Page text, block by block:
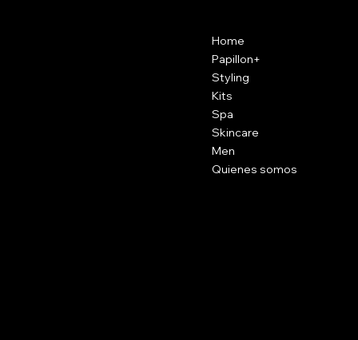
Home
Papillon+
Styling
Kits
Spa
Skincare
Men
Quienes somos